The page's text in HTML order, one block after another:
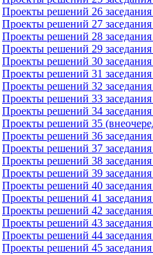
Проекты решений 26 заседания
Проекты решений 27 заседания
Проекты решений 28 заседания
Проекты решений 29 заседания
Проекты решений 30 заседания
Проекты решений 31 заседания
Проекты решений 32 заседания
Проекты решений 33 заседания
Проекты решений 34 заседания
Проекты решений 35
Проекты решений 36 заседания
Проекты решений 37 заседания
Проекты решений 38 заседания
Проекты решений 39 заседания
Проекты решений 40 заседания
Проекты решений 41 заседания
Проекты решений 42 заседания
Проекты решений 43 заседания
Проекты решений 44 заседания
Проекты решений 45 заседания